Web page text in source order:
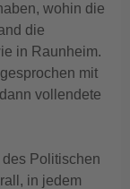
wohin die
die
in Raunheim.
mit
vollendete
Politischen
in jedem